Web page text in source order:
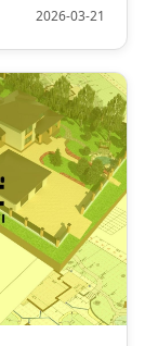
2026-03-21